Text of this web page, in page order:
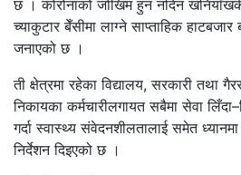
छ । कोरोनाको जोखिम हुन नदिन
च्याकुटार बेँसीमा लाग्ने साप्ताहिक हाटबजार
जनाएको छ ।
ती क्षेत्रमा रहेका विद्यालय, सरकारी तथा
निकायका कर्मचारीलगायत सबैमा सेवा
गर्दा स्वास्थ्य संवेदनशीलतालाई समेत
निर्देशन दिइएको छ ।